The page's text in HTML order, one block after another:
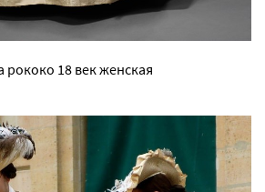
рококо 18 век женская